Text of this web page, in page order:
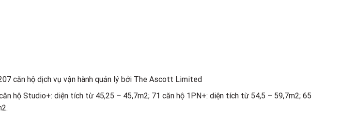
căn hộ dịch vụ vận hành quản lý bởi The Ascott Limited
hộ Studio+: diện tích từ 45,25 – 45,7m2; 71 căn hộ 1PN+: diện tích từ 54,5 – 59,7m2; 65